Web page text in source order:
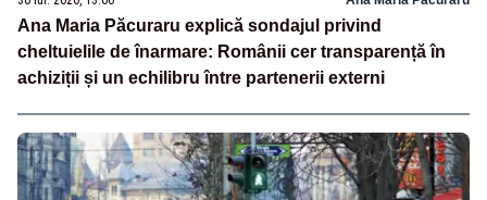
Ana Maria Păcuraru explică sondajul privind
cheltuielile de înarmare: Românii cer transparență în
achiziții și un echilibru între partenerii externi